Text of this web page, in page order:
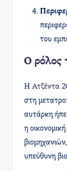
του
Ο ρόλος
ΗΑτζέντα
στη
αυτάρκη
η
υπεύθυνη